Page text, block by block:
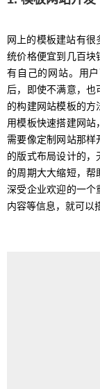
网上的模板建站有
统价格便宜到几百块
有自己的网站。用
后，即使不满意，
的构建网站模板的方
用模板快速搭建网
需要像定制网站那
的版式布局设计的
的周期大大缩短，
深受企业欢迎的一个
内容等信息，就可以